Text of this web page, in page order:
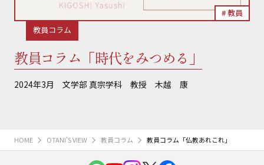
教員
教員コラム
教員コラム「時代をみつめる」
2024年3月 文学部 真宗学科 教授 木越 康
HOME OTANI'S VIEW 教員コラム 教員コラム「仏教あれこれ」